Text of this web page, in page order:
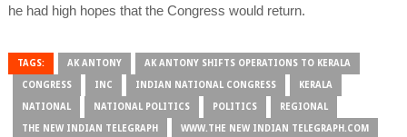
he had high hopes that the Congress would return.
TAGS: AK ANTONY AK ANTONY SHIFTS OPERATIONS TO KERALA
CONGRESS INC INDIAN NATIONAL CONGRESS KERALA
NATIONAL NATIONAL POLITICS POLITICS REGIONAL
THE NEW INDIAN TELEGRAPH WWW.THE NEW INDIAN TELEGRAPH.COM